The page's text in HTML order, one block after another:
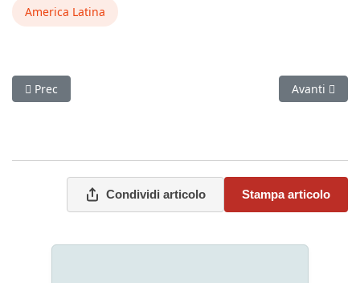
America Latina
Articolo precedente: La lunghissima notte dei morti viventi
Prec Articolo
Avanti
Condividi articolo Stampa articolo